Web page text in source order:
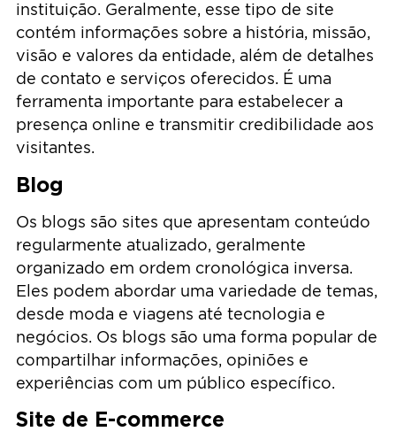
instituição. Geralmente, esse tipo de site
contém informações sobre a história, missão,
visão e valores da entidade, além de detalhes
de contato e serviços oferecidos. É uma
ferramenta importante para estabelecer a
presença online e transmitir credibilidade aos
visitantes.
Blog
Os blogs são sites que apresentam conteúdo
regularmente atualizado, geralmente
organizado em ordem cronológica inversa.
Eles podem abordar uma variedade de temas,
desde moda e viagens até tecnologia e
negócios. Os blogs são uma forma popular de
compartilhar informações, opiniões e
experiências com um público específico.
Site de E-commerce